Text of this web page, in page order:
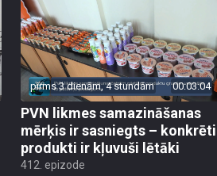
pirms 3 dienām, 4 stundām 00:03:04
PVN likmes samazināšanas
mērķis ir sasniegts – konkrēti
produkti ir kļuvuši lētāki
412. epizode